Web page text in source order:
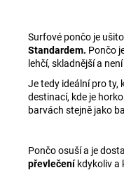
Surfové pončo je
Standardem. Pončo
lehčí, skladnější a
Je tedy ideální pro ty,
destinací, kde je
barvách stejně jako
Pončo osuší a je
převlečeníkdykoliv a